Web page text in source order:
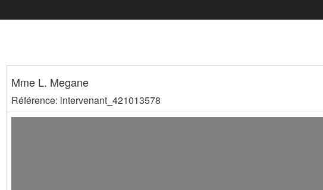
Mme L. Megane
Référence: intervenant_421013578